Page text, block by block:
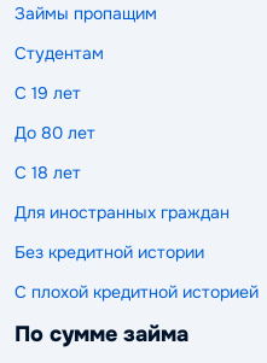
Займы пропащим
Студентам
С 19 лет
До 80 лет
С 18 лет
Для иностранных граждан
Без кредитной истории
С плохой кредитной историей
По сумме займа